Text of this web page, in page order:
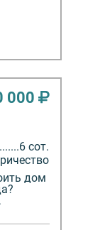
000
6 сот.
дом